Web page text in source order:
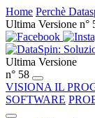
Home Perchè
Ultima Versione n°
Ultima Versione
n° 58
VISIONA IL
SOFTWARE